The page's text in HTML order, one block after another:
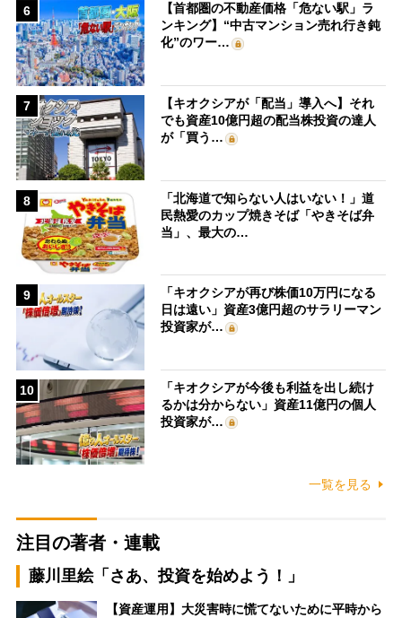
6
【首都圏の不動産価格「危ない駅」ラ
ンキング】“中古マンション売れ行き鈍
化”のワー…
7
【キオクシアが「配当」導入へ】それ
でも資産10億円超の配当株投資の達人
が「買う…
8
「北海道で知らない人はいない！」道
民熱愛のカップ焼きそば「やきそば弁
当」、最大の…
9
「キオクシアが再び株価10万円になる
日は遠い」資産3億円超のサラリーマン
投資家が…
10
「キオクシアが今後も利益を出し続け
るかは分からない」資産11億円の個人
投資家が…
一覧を見る
注目の著者・連載
藤川里絵「さあ、投資を始めよう！」
【資産運用】大災害時に慌てないために平時から